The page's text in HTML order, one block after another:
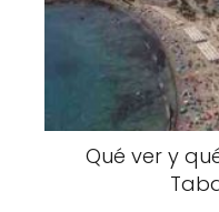
Qué ver y